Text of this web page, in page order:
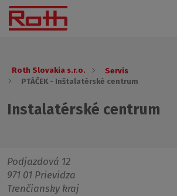
Roth Slovakia s.r.o.
Servis
PTÁČEK - Inštalatérské centrum
Instalatérské centrum
Podjazdová 12
971 01 Prievidza
Trenčiansky kraj